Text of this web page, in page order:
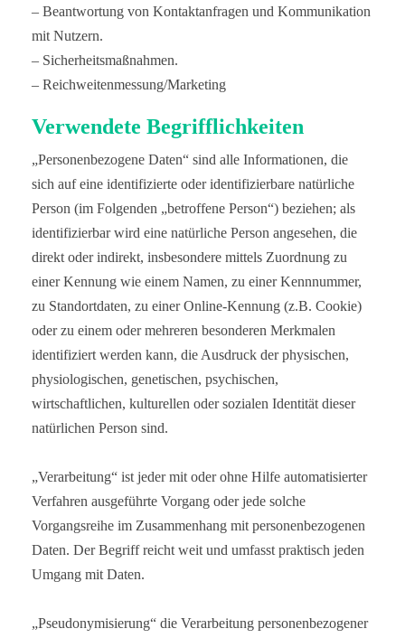
– Beantwortung von Kontaktanfragen und Kommunikation
mit Nutzern.
– Sicherheitsmaßnahmen.
– Reichweitenmessung/Marketing
Verwendete Begrifflichkeiten
„Personenbezogene Daten“ sind alle Informationen, die
sich auf eine identifizierte oder identifizierbare natürliche
Person (im Folgenden „betroffene Person“) beziehen; als
identifizierbar wird eine natürliche Person angesehen, die
direkt oder indirekt, insbesondere mittels Zuordnung zu
einer Kennung wie einem Namen, zu einer Kennnummer,
zu Standortdaten, zu einer Online-Kennung (z.B. Cookie)
oder zu einem oder mehreren besonderen Merkmalen
identifiziert werden kann, die Ausdruck der physischen,
physiologischen, genetischen, psychischen,
wirtschaftlichen, kulturellen oder sozialen Identität dieser
natürlichen Person sind.
„Verarbeitung“ ist jeder mit oder ohne Hilfe automatisierter
Verfahren ausgeführte Vorgang oder jede solche
Vorgangsreihe im Zusammenhang mit personenbezogenen
Daten. Der Begriff reicht weit und umfasst praktisch jeden
Umgang mit Daten.
„Pseudonymisierung“ die Verarbeitung personenbezogener